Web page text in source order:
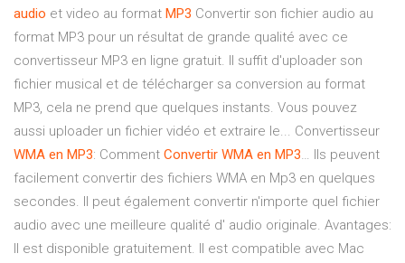
audio et video au format MP3 Convertir son fichier audio au
format MP3 pour un résultat de grande qualité avec ce
convertisseur MP3 en ligne gratuit. Il suffit d'uploader son
fichier musical et de télécharger sa conversion au format
MP3, cela ne prend que quelques instants. Vous pouvez
aussi uploader un fichier vidéo et extraire le... Convertisseur
WMA en MP3: Comment Convertir WMA en MP3… Ils peuvent
facilement convertir des fichiers WMA en Mp3 en quelques
secondes. Il peut également convertir n'importe quel fichier
audio avec une meilleure qualité d' audio originale. Avantages:
Il est disponible gratuitement. Il est compatible avec Mac